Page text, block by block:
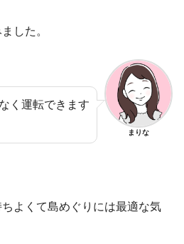
した。
く運転できます
まりな
よくて島めぐりには最適な気